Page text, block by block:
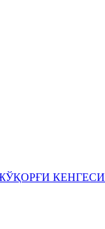
КЕНГЕСИ